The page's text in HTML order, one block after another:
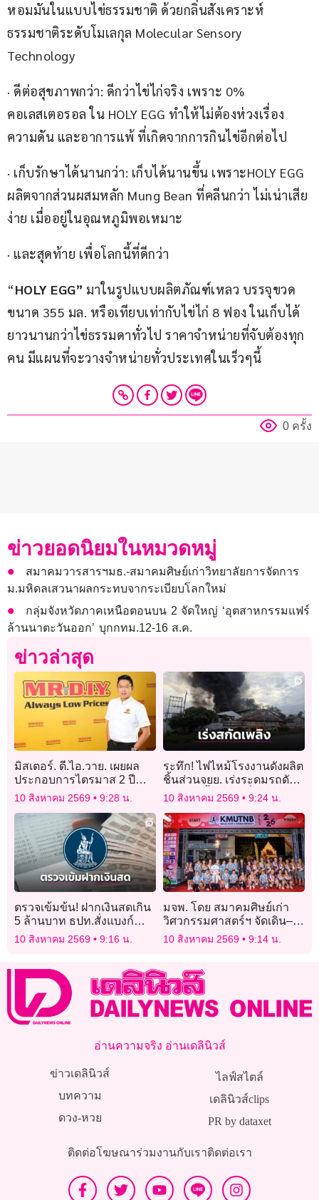
หอมมันในแบบไข่ธรรมชาติ ด้วยกลิ่นสังเคราะห์
ธรรมชาติระดับโมเลกุล Molecular Sensory
Technology
· ดีต่อสุขภาพกว่า: ดีกว่าไข่ไก่จริง เพราะ 0%
คอเลสเตอรอล ใน HOLY EGG ทำให้ไม่ต้องห่วงเรื่อง
ความดัน และอาการแพ้ ที่เกิดจากการกินไข่อีกต่อไป
· เก็บรักษาได้นานกว่า: เก็บได้นานขึ้น เพราะHOLY EGG
ผลิตจากส่วนผสมหลัก Mung Bean ที่คลีนกว่า ไม่เน่าเสีย
ง่าย เมื่ออยู่ในอุณหภูมิพอเหมาะ
· และสุดท้าย เพื่อโลกนี้ที่ดีกว่า
“HOLY EGG” มาในรูปแบบผลิตภัณฑ์เหลว บรรจุขวด
ขนาด 355 มล. หรือเทียบเท่ากับไข่ไก่ 8 ฟอง ในเก็บได้
ยาวนานกว่าไข่ธรรมดาทั่วไป ราคาจำหน่ายที่จับต้องทุก
คน มีแผนที่จะวางจำหน่ายทั่วประเทศในเร็วๆนี้
0 ครั้ง
ข่าวยอดนิยมในหมวดหมู่
สมาคมวารสารฯมธ.-สมาคมศิษย์เก่าวิทยาลัยการจัดการ
ม.มหิดลเสวนาผลกระทบจากระเบียบโลกใหม่
กลุ่มจังหวัดภาคเหนือตอนบน 2 จัดใหญ่ ‘อุตสาหกรรมแฟร์
ล้านนาตะวันออก’ บุกกทม.12-16 ส.ค.
ข่าวล่าสุด
มิสเตอร์. ดี.ไอ.วาย. เผยผล
ประกอบการไตรมาส 2 ปี
2569 รายได้เติบโต 17.8%
10 สิงหาคม 2569 9:28 น.
ระทึก! ไฟไหม้โรงงานดังผลิต
ชิ้นส่วนจยย. เร่งระดมรถดับ
เพลิงฉีดน้ำสกัดหวั่นลุกลาม
10 สิงหาคม 2569 9:24 น.
ตรวจเข้มข้น! ฝากเงินสดเกิน
5 ล้านบาท ธปท.สั่งแบงก์
สแกนธุรกรรมผิดปกติ
10 สิงหาคม 2569 9:16 น.
มจพ. โดย สมาคมศิษย์เก่า
วิศวกรรมศาสตร์ฯ จัดเดิน–วิ่ง
2 พระราม ประจำปี 2569
10 สิงหาคม 2569 9:14 น.
อ่านความจริง อ่านเดลินิวส์
ข่าวเดลินิวส์
บทความ
ดวง-หวย
ไลฟ์สไตล์
เดลินิวส์clips
PR by dataxet
ติดต่อโฆษณาร่วมงานกับเราติดต่อเรา